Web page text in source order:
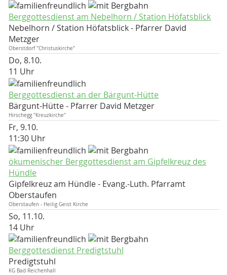
Berggottesdienst am Nebelhorn / Station Höfatsblick
Nebelhorn / Station Höfatsblick
Pfarrer David
Metzger
Oberstdorf "Christuskirche"
Do, 8.10.
11 Uhr
Berggottesdienst an der Bärgunt-Hütte
Bärgunt-Hütte
Pfarrer David Metzger
Hirschegg "Kreuzkirche"
Fr, 9.10.
11:30 Uhr
ökumenischer Berggottesdienst am Gipfelkreuz des
Hündle
Gipfelkreuz am Hündle
Evang.-Luth. Pfarramt
Oberstaufen
Oberstaufen - Heilig Geist Kirche
So, 11.10.
14 Uhr
Berggottesdienst Predigtstuhl
Predigtstuhl
KG Bad Reichenhall